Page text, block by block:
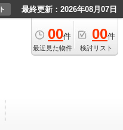
最終更新：2026年08月07日
00件
最近見た物件
00件
検討リスト